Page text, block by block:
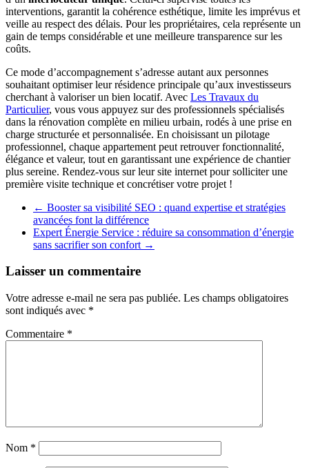
interventions, garantit la cohérence esthétique, limite les imprévus et
veille au respect des délais. Pour les propriétaires, cela représente un
gain de temps considérable et une meilleure transparence sur les
coûts.
Ce mode d’accompagnement s’adresse autant aux personnes
souhaitant optimiser leur résidence principale qu’aux investisseurs
cherchant à valoriser un bien locatif. Avec Les Travaux du
Particulier, vous vous appuyez sur des professionnels spécialisés
dans la rénovation complète en milieu urbain, rodés à une prise en
charge structurée et personnalisée. En choisissant un pilotage
professionnel, chaque appartement peut retrouver fonctionnalité,
élégance et valeur, tout en garantissant une expérience de chantier
plus sereine. Rendez-vous sur leur site internet pour solliciter une
première visite technique et concrétiser votre projet !
← Booster sa visibilité SEO : quand expertise et stratégies
avancées font la différence
Expert Énergie Service : réduire sa consommation d’énergie
sans sacrifier son confort →
Laisser un commentaire
Votre adresse e-mail ne sera pas publiée. Les champs obligatoires
sont indiqués avec *
Commentaire *
Nom *